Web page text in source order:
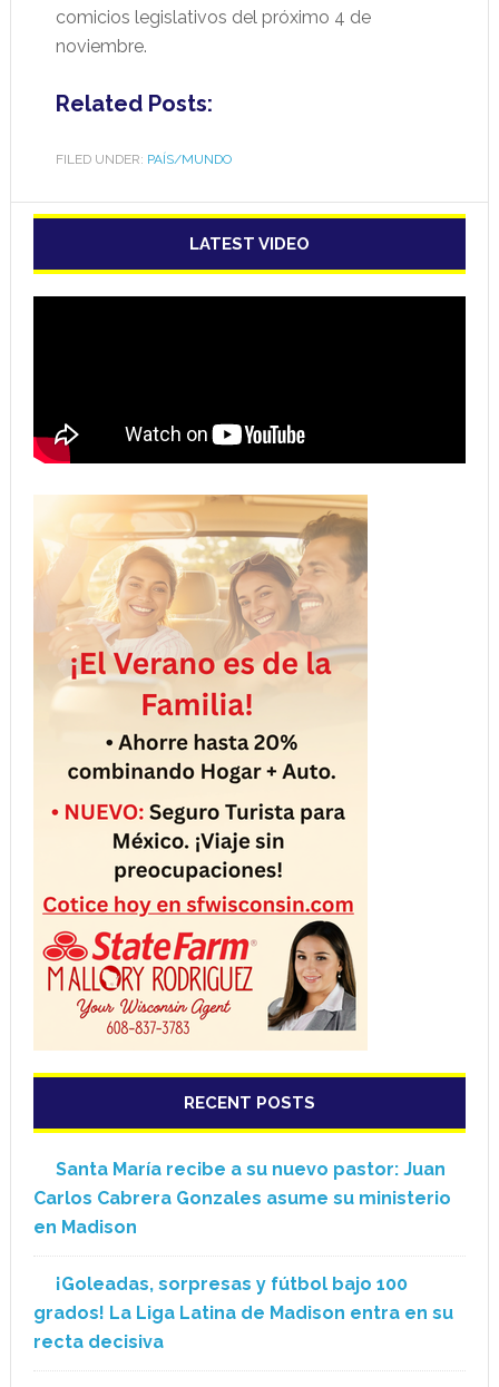
comicios legislativos del próximo 4 de
noviembre.
Related Posts:
FILED UNDER: PAÍS/MUNDO
LATEST VIDEO
RECENT POSTS
Santa María recibe a su nuevo pastor: Juan
Carlos Cabrera Gonzales asume su ministerio
en Madison
¡Goleadas, sorpresas y fútbol bajo 100
grados! La Liga Latina de Madison entra en su
recta decisiva